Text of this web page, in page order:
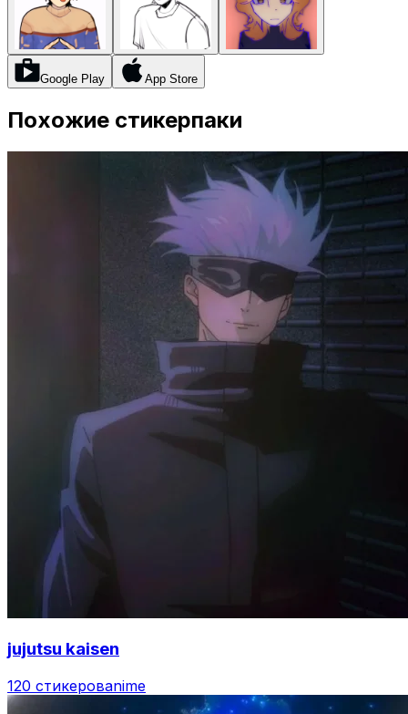
Google Play App Store
Похожие стикерпаки
jujutsu kaisen
120 стикеровanime